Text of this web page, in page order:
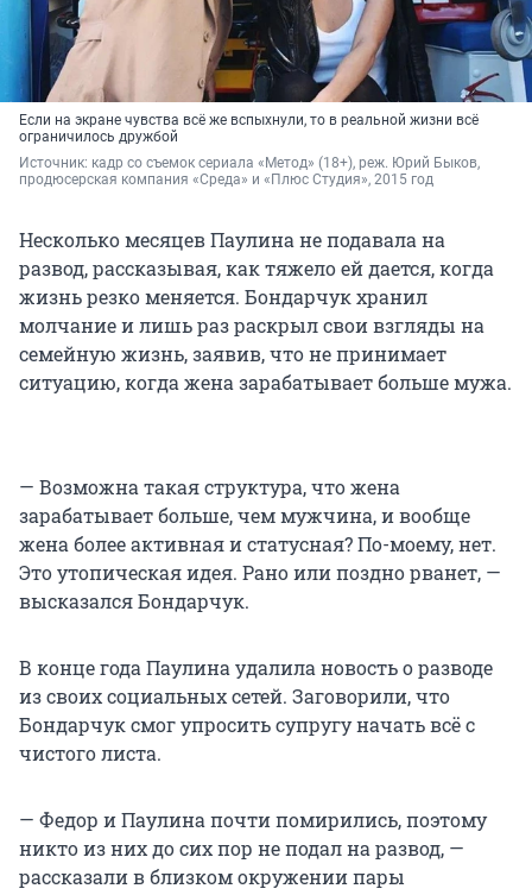
Если на экране чувства всё же вспыхнули, то в реальной жизни всё
ограничилось дружбой
Источник: кадр со съемок сериала «Метод» (18+), реж. Юрий Быков,
продюсерская компания «Среда» и «Плюс Студия», 2015 год
Несколько месяцев Паулина не подавала на
развод, рассказывая, как тяжело ей дается, когда
жизнь резко меняется. Бондарчук хранил
молчание и лишь раз раскрыл свои взгляды на
семейную жизнь, заявив, что не принимает
ситуацию, когда жена зарабатывает больше мужа.
— Возможна такая структура, что жена
зарабатывает больше, чем мужчина, и вообще
жена более активная и статусная? По-моему, нет.
Это утопическая идея. Рано или поздно рванет, —
высказался Бондарчук.
В конце года Паулина удалила новость о разводе
из своих социальных сетей. Заговорили, что
Бондарчук смог упросить супругу начать всё с
чистого листа.
— Федор и Паулина почти помирились, поэтому
никто из них до сих пор не подал на развод, —
рассказали в близком окружении пары